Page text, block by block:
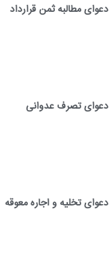
دعوای مطالبه ثمن قرارداد
دعوای تصرف عدوانی
دعوای تخلیه و اجاره معوقه